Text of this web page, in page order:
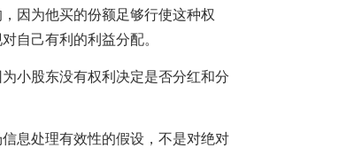
因为他买的份额足够行使这种权
自己有利的利益分配。
小股东没有权利决定是否分红和分
息处理有效性的假设，不是对绝对